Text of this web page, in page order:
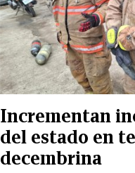
Incrementan
del estado en
decembrina